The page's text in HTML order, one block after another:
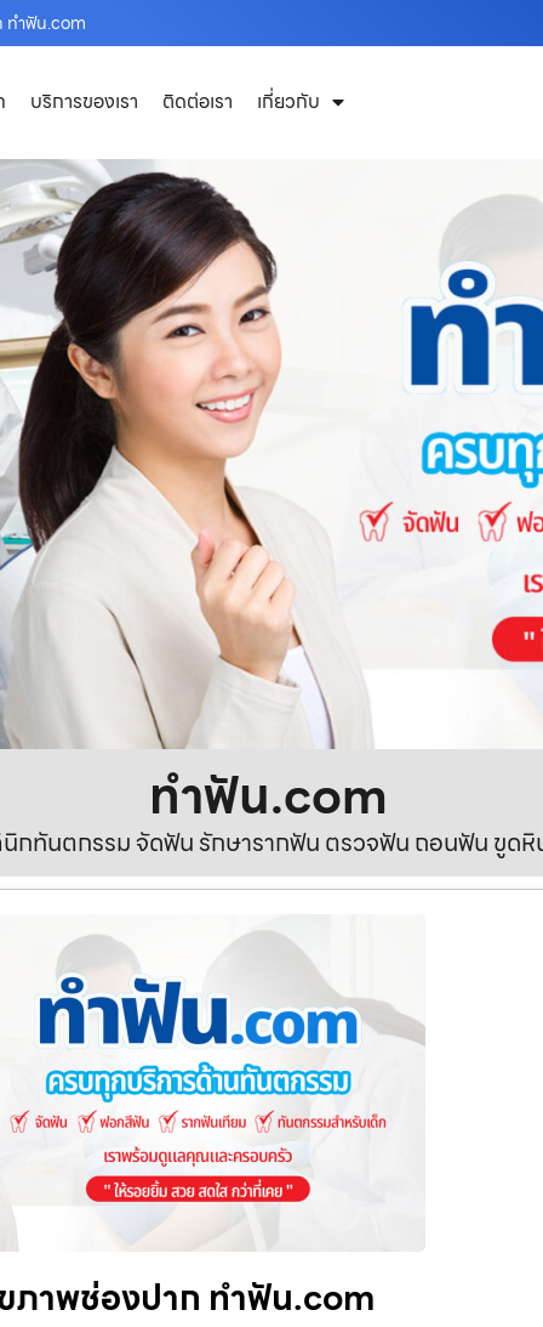
ทำฟัน.com
บริการของเรา ติดต่อเรา เกี่ยวกับ
ทําฟัน.com
กทันตกรรม จัดฟัน รักษารากฟัน ตรวจฟัน ถอนฟัน ขูด
ภาพช่องปาก ทำฟัน.com